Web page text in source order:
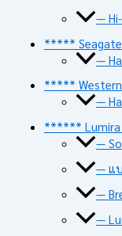
— Hi-
*****
—
*****
—
******
—
— แบ
—
—